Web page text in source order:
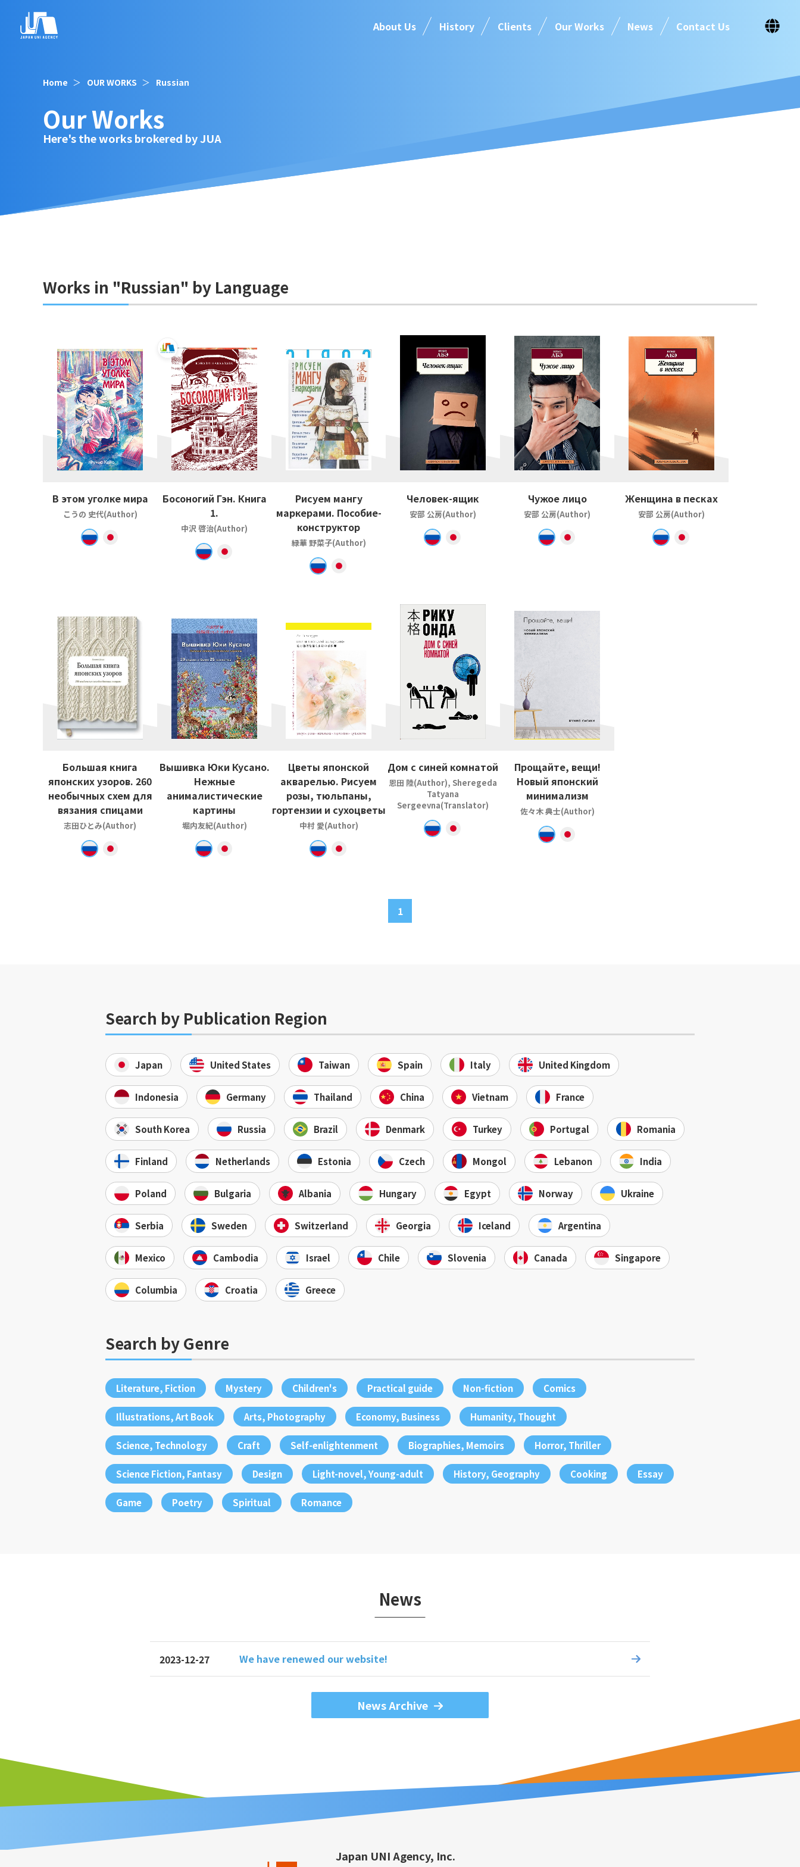
About Us History Clients Our Works News Contact Us
Home OUR WORKS Russian
Our Works
Here's the works brokered by JUA
Works in "Russian" by Language
В этом уголке мира
こうの 史代(Author)
Босоногий Гэн. Книга
1.
中沢 啓治(Author)
Рисуем мангу
маркерами. Пособие-
конструктор
緑華 野菜子(Author)
Человек-ящик
安部 公房(Author)
Чужое лицо
安部 公房(Author)
Женщина в песках
安部 公房(Author)
Большая книга
японских узоров. 260
необычных схем для
вязания спицами
志田ひとみ(Author)
Вышивка Юки Кусано.
Нежные
анималистические
картины
堀内友紀(Author)
Цветы японской
акварелью. Рисуем
розы, тюльпаны,
гортензии и сухоцветы
中村 愛(Author)
Дом с синей комнатой
恩田 陸(Author), Sheregeda
Tatyana
Sergeevna(Translator)
Прощайте, вещи!
Новый японский
минимализм
佐々木 典士(Author)
1
Search by Publication Region
Japan United States Taiwan Spain Italy United Kingdom
Indonesia Germany Thailand China Vietnam France
South Korea Russia Brazil Denmark Turkey Portugal Romania
Finland Netherlands Estonia Czech Mongol Lebanon India
Poland Bulgaria Albania Hungary Egypt Norway Ukraine
Serbia Sweden Switzerland Georgia Iceland Argentina
Mexico Cambodia Israel Chile Slovenia Canada Singapore
Columbia Croatia Greece
Search by Genre
Literature, Fiction Mystery Children's Practical guide Non-fiction Comics
Illustrations, Art Book Arts, Photography Economy, Business Humanity, Thought
Science, Technology Craft Self-enlightenment Biographies, Memoirs Horror, Thriller
Science Fiction, Fantasy Design Light-novel, Young-adult History, Geography Cooking Essay
Game Poetry Spiritual Romance
News
2023-12-27 We have renewed our website!
News Archive
Japan UNI Agency, Inc.